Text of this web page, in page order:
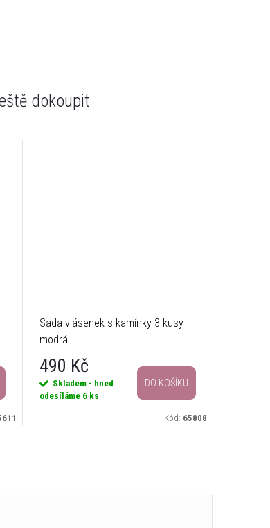
dokoupit
Sada vlásenek s kamínky 3 kusy -
modrá
490 Kč
Skladem - hned
odesíláme 6 ks
DO KOŠÍKU
Kód: 65808